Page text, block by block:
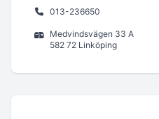
013-236650
Medvindsvägen 33 A
582 72 Linköping